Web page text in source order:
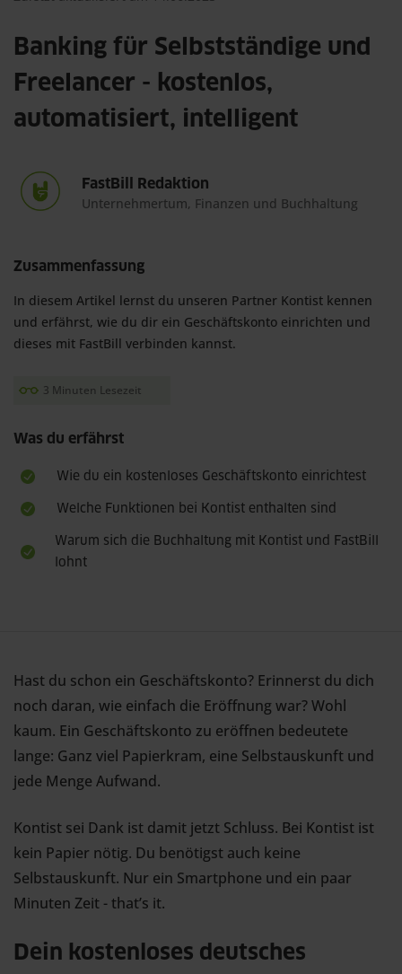
Banking für Selbstständige und
Freelancer - kostenlos,
automatisiert, intelligent
FastBill Redaktion
Unternehmertum, Finanzen und Buchhaltung
Zusammenfassung
In diesem Artikel lernst du unseren Partner Kontist kennen
und erfährst, wie du dir ein Geschäftskonto einrichten und
dieses mit FastBill verbinden kannst.
3 Minuten Lesezeit
Was du erfährst
Wie du ein kostenloses Geschäftskonto einrichtest
Welche Funktionen bei Kontist enthalten sind
Warum sich die Buchhaltung mit Kontist und FastBill
lohnt
Hast du schon ein Geschäftskonto? Erinnerst du dich
noch daran, wie einfach die Eröffnung war? Wohl
kaum. Ein Geschäftskonto zu eröffnen bedeutete
lange: Ganz viel Papierkram, eine Selbstauskunft und
jede Menge Aufwand.
Kontist sei Dank ist damit jetzt Schluss. Bei Kontist ist
kein Papier nötig. Du benötigst auch keine
Selbstauskunft. Nur ein Smartphone und ein paar
Minuten Zeit - that’s it.
Dein kostenloses deutsches